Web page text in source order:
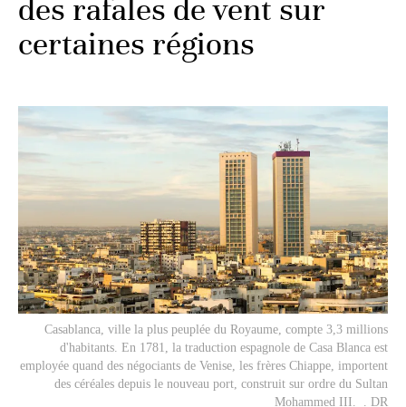
des rafales de vent sur
certaines régions
Casablanca, ville la plus peuplée du Royaume, compte 3,3 millions
d'habitants. En 1781, la traduction espagnole de Casa Blanca est
employée quand des négociants de Venise, les frères Chiappe, importent
des céréales depuis le nouveau port, construit sur ordre du Sultan
Mohammed III. . DR